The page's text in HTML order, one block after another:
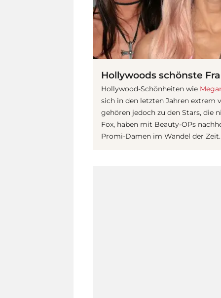
Hollywoods schönste
Hollywood-Schönheiten wie
sich in den letzten Jahren extrem
gehören jedoch zu den Stars, die
Fox, haben mit Beauty-OPs
Promi-Damen im Wandel der Zeit.